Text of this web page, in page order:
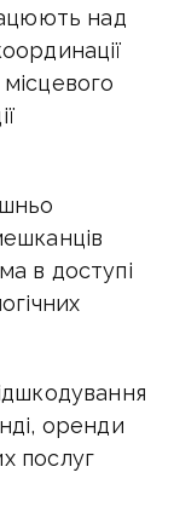
над
в доступі
оренди
послуг